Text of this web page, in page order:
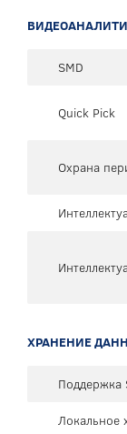
SMD
Quick Pick
Охрана
ХРАНЕНИЕ
Поддержка
Локальное